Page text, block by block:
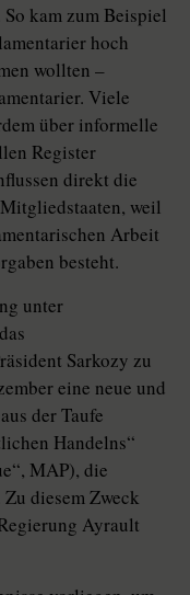
kam zum Beispiel
hoch
wollten –
Viele
über informelle
Register
direkt die
weil
Arbeit
besteht.
unter
Sarkozy zu
eine neue und
der Taufe
Handelns“
MAP), die
diesem Zweck
Ayrault